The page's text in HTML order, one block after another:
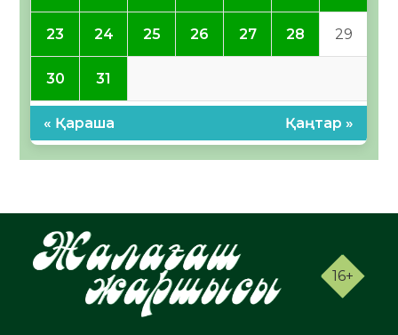
23 24 25 26 27 28 29
30 31
« Қараша Қаңтар »
16+